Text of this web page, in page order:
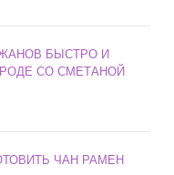
БЫСТРО И
СО СМЕТАНОЙ
ЧАН РАМЕН